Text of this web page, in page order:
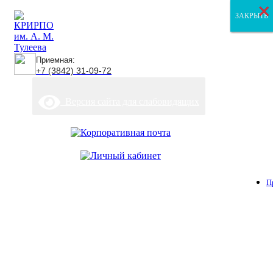
Приемная:
+7 (3842) 31-09-72
ЗАКРЫТЬ
ЗАКРЫТЬ
ЗАКРЫТЬ
×
×
×